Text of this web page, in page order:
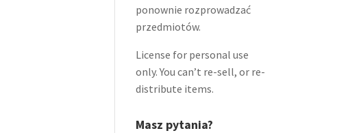
ponownie rozprowadzać
przedmiotów.
License for personal use
only. You can’t re-sell, or re-
distribute items.
Masz pytania?